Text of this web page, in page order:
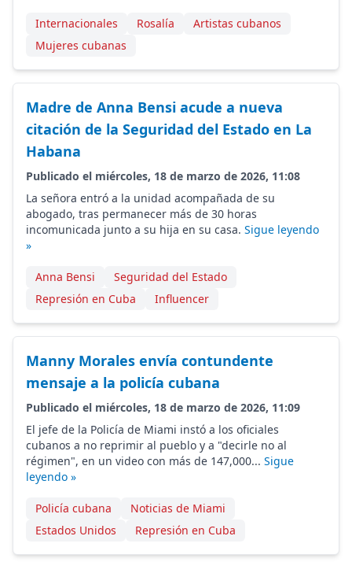
Internacionales Rosalía
Artistas cubanos
Mujeres cubanas
Madre de Anna Bensi acude a nueva
citación de la Seguridad del Estado en La
Habana
Publicado el miércoles, 18 de marzo de 2026, 11:08
La señora entró a la unidad acompañada de su
abogado, tras permanecer más de 30 horas
incomunicada junto a su hija en su casa. Sigue leyendo
»
Anna Bensi
Seguridad del Estado
Represión en Cuba
Influencer
Manny Morales envía contundente
mensaje a la policía cubana
Publicado el miércoles, 18 de marzo de 2026, 11:09
El jefe de la Policía de Miami instó a los oficiales
cubanos a no reprimir al pueblo y a "decirle no al
régimen", en un video con más de 147,000... Sigue
leyendo »
Policía cubana
Noticias de Miami
Estados Unidos
Represión en Cuba